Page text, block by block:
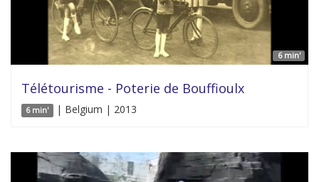
6 min'
Télétourisme - Poterie de Bouffioulx
6 min' | Belgium | 2013